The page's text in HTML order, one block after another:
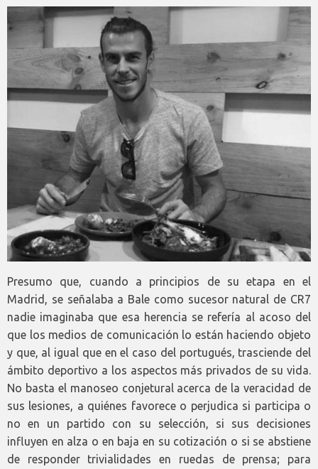
Presumo que, cuando a principios de su etapa en el
Madrid, se señalaba a Bale como sucesor natural de CR7
nadie imaginaba que esa herencia se refería al acoso del
que los medios de comunicación lo están haciendo objeto
y que, al igual que en el caso del portugués, trasciende del
ámbito deportivo a los aspectos más privados de su vida.
No basta el manoseo conjetural acerca de la veracidad de
sus lesiones, a quiénes favorece o perjudica si participa o
no en un partido con su selección, si sus decisiones
influyen en alza o en baja en su cotización o si se abstiene
de responder trivialidades en ruedas de prensa; para